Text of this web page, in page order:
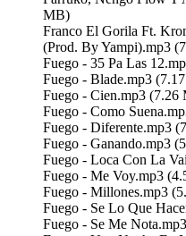
MB)
Franco El Gorila Ft.
(Prod. By Yampi).mp3
Fuego - 35 Pa Las
Fuego - Blade.mp3
Fuego - Cien.mp3 (7.26
Fuego - Como
Fuego - Diferente.mp3
Fuego - Ganando.mp3
Fuego - Loca Con La
Fuego - Me Voy.mp3
Fuego - Millones.mp3
Fuego - Se Lo Que
Fuego - Se Me